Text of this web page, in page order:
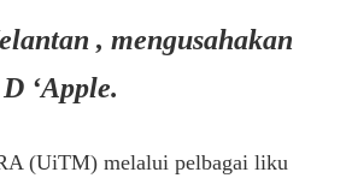
, mengusahakan
‘Apple.
(UiTM) melalui pelbagai liku